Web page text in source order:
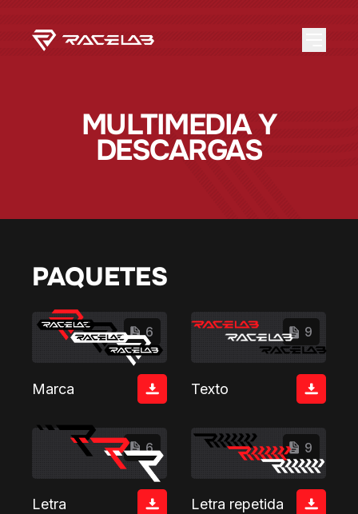
MULTIMEDIA Y
DESCARGAS
PAQUETES
6
Marca
9
Texto
6
Letra
9
Letra repetida